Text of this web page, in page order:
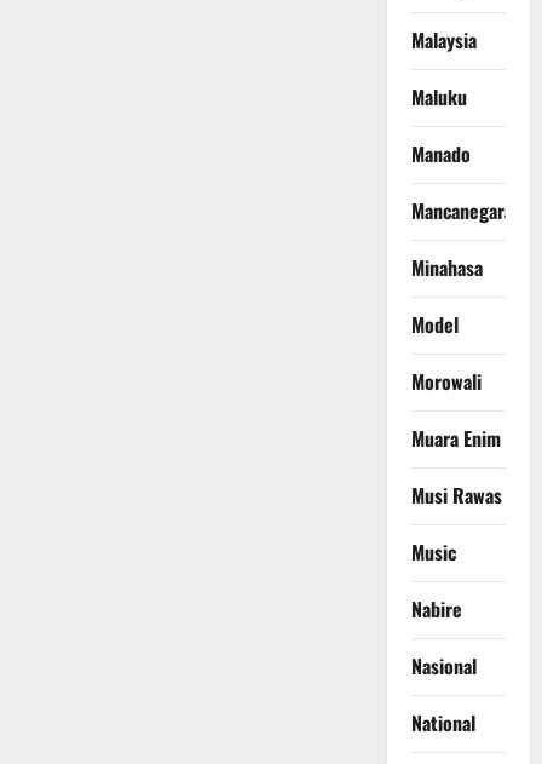
Malaysia
Maluku
Manado
Mancanegara
Minahasa
Model
Morowali
Muara Enim
Musi Rawas
Music
Nabire
Nasional
National